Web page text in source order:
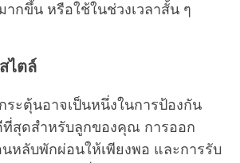
กขึ้น หรือใช้ในช่วงเวลาสั้น ๆ
ไตล์
ระตุ้นอาจเป็นหนึ่งในการป้องกัน
ที่สุดสำหรับลูกของคุณ การออก
หลับพักผ่อนให้เพียงพอ และการรับ